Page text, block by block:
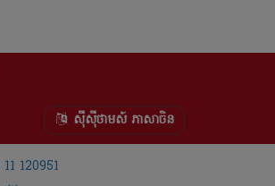
ស៊ីស៊ីថាមស៍ ភាសាចិន